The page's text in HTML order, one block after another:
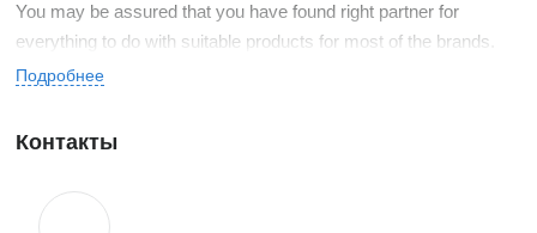
You may be assured that you have found right partner for
everything to do with suitable products for most of the brands.
Подробнее
Контакты